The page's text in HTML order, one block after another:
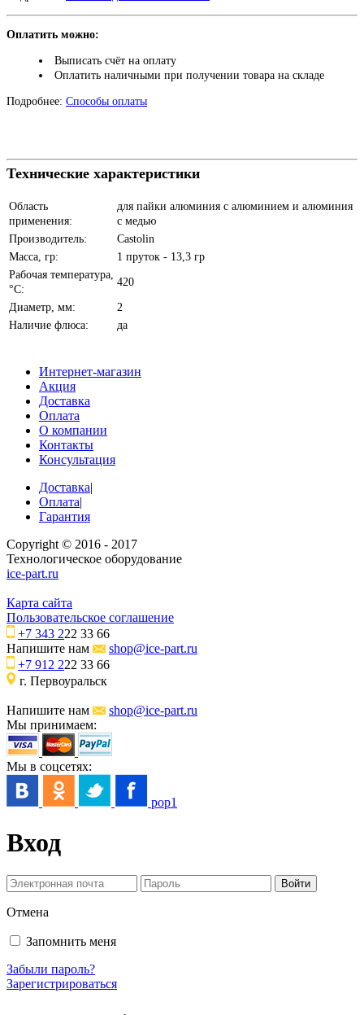
Оплатить можно:
Выписать счёт на оплату
Оплатить наличными при получении товара на складе
Подробнее: Способы оплаты
Технические характеристики
Область
применения:
для пайки алюминия с алюминием и алюминия
с медью
Производитель:
Castolin
Масса, гр:
1 пруток - 13,3 гр
Рабочая температура,
°C:
420
Диаметр, мм:
2
Наличие флюса:
да
Интернет-магазин
Акция
Доставка
Оплата
О компании
Контакты
Консультация
Доставка|
Оплата|
Гарантия
Copyright © 2016 - 2017
Технологическое оборудование
ice-part.ru
Карта сайта
Пользовательское соглашение
+7 343 222 33 66
Напишите нам
shop@ice-part.ru
+7 912 222 33 66
г. Первоуральск
Напишите нам
shop@ice-part.ru
Мы принимаем:
Мы в соцсетях:
pop1
Вход
Отмена
Запомнить меня
Забыли пароль?
Зарегистрироваться